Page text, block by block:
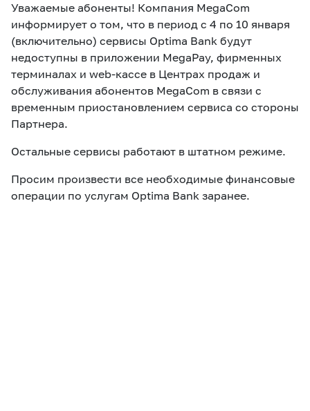
Партнерам
Карта офисов и
покрытие
MegaTV MegaPay MegaKassa
Уважаемые абоненты! Компания MegaCom
информирует о том, что в период с 4 по 10 января
(включительно) сервисы Optima Bank будут
недоступны в приложении MegaPay, фирменных
терминалах и web-кассе в Центрах продаж и
обслуживания абонентов MegaCom в связи с
временным приостановлением сервиса со стороны
Партнера.
Остальные сервисы работают в штатном режиме.
Просим произвести все необходимые финансовые
операции по услугам Optima Bank заранее.